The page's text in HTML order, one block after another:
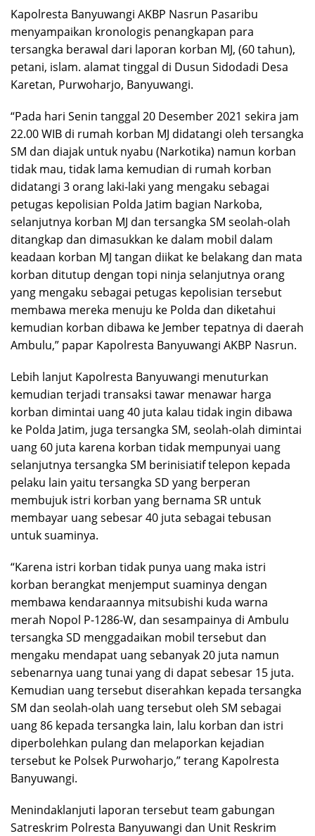
Kapolresta Banyuwangi AKBP Nasrun Pasaribu
menyampaikan kronologis penangkapan para
tersangka berawal dari laporan korban MJ, (60 tahun),
petani, islam. alamat tinggal di Dusun Sidodadi Desa
Karetan, Purwoharjo, Banyuwangi.
“Pada hari Senin tanggal 20 Desember 2021 sekira jam
22.00 WIB di rumah korban MJ didatangi oleh tersangka
SM dan diajak untuk nyabu (Narkotika) namun korban
tidak mau, tidak lama kemudian di rumah korban
didatangi 3 orang laki-laki yang mengaku sebagai
petugas kepolisian Polda Jatim bagian Narkoba,
selanjutnya korban MJ dan tersangka SM seolah-olah
ditangkap dan dimasukkan ke dalam mobil dalam
keadaan korban MJ tangan diikat ke belakang dan mata
korban ditutup dengan topi ninja selanjutnya orang
yang mengaku sebagai petugas kepolisian tersebut
membawa mereka menuju ke Polda dan diketahui
kemudian korban dibawa ke Jember tepatnya di daerah
Ambulu,” papar Kapolresta Banyuwangi AKBP Nasrun.
Lebih lanjut Kapolresta Banyuwangi menuturkan
kemudian terjadi transaksi tawar menawar harga
korban dimintai uang 40 juta kalau tidak ingin dibawa
ke Polda Jatim, juga tersangka SM, seolah-olah dimintai
uang 60 juta karena korban tidak mempunyai uang
selanjutnya tersangka SM berinisiatif telepon kepada
pelaku lain yaitu tersangka SD yang berperan
membujuk istri korban yang bernama SR untuk
membayar uang sebesar 40 juta sebagai tebusan
untuk suaminya.
“Karena istri korban tidak punya uang maka istri
korban berangkat menjemput suaminya dengan
membawa kendaraannya mitsubishi kuda warna
merah Nopol P-1286-W, dan sesampainya di Ambulu
tersangka SD menggadaikan mobil tersebut dan
mengaku mendapat uang sebanyak 20 juta namun
sebenarnya uang tunai yang di dapat sebesar 15 juta.
Kemudian uang tersebut diserahkan kepada tersangka
SM dan seolah-olah uang tersebut oleh SM sebagai
uang 86 kepada tersangka lain, lalu korban dan istri
diperbolehkan pulang dan melaporkan kejadian
tersebut ke Polsek Purwoharjo,” terang Kapolresta
Banyuwangi.
Menindaklanjuti laporan tersebut team gabungan
Satreskrim Polresta Banyuwangi dan Unit Reskrim